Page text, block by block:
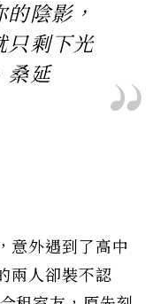
的陰影，
只剩下光
桑延
意外遇到了高中
兩人卻裝不認